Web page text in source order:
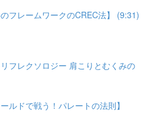
のフレームワークのCREC法】 (9:31)
フレクソロジー 肩こりとむくみの
ルドで戦う！パレートの法則】